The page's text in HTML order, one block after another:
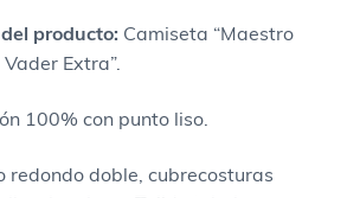
producto: Camiseta “Maestro
Extra”.
100% con punto liso.
redondo doble, cubrecosturas